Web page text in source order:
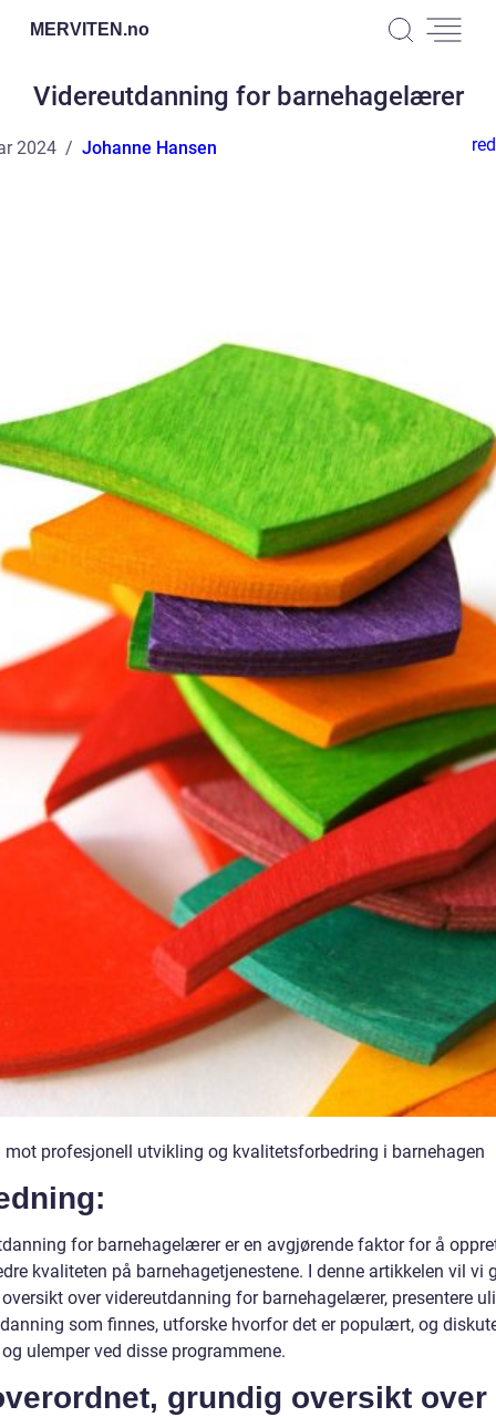
MERVITEN.no
Videreutdanning for barnehagelærer
2024 Johanne Hansen
mot profesjonell utvikling og kvalitetsforbedring i barnehagen
for barnehagelærer er en avgjørende faktor for å
kvaliteten på barnehagetjenestene. I denne artikkelen vil vi
over videreutdanning for barnehagelærer, presentere
som finnes, utforske hvorfor det er populært, og
ulemper ved disse programmene.
grundig oversikt over